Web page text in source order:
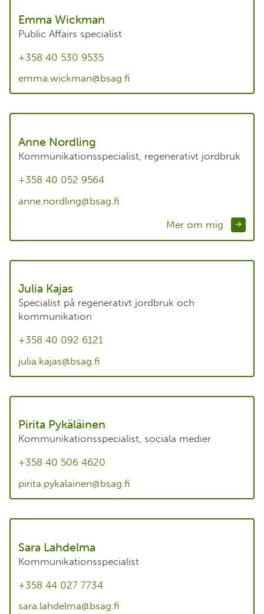
Emma Wickman
Public Affairs specialist
+358 40 530 9535
emma.wickman@bsag.fi
Anne Nordling
Kommunikationsspecialist, regenerativt jordbruk
+358 40 052 9564
anne.nordling@bsag.fi
Mer om mig
Julia Kajas
Specialist på regenerativt jordbruk och
kommunikation
+358 40 092 6121
julia.kajas@bsag.fi
Pirita Pykäläinen
Kommunikationsspecialist, sociala medier
+358 40 506 4620
pirita.pykalainen@bsag.fi
Sara Lahdelma
Kommunikationsspecialist
+358 44 027 7734
sara.lahdelma@bsag.fi